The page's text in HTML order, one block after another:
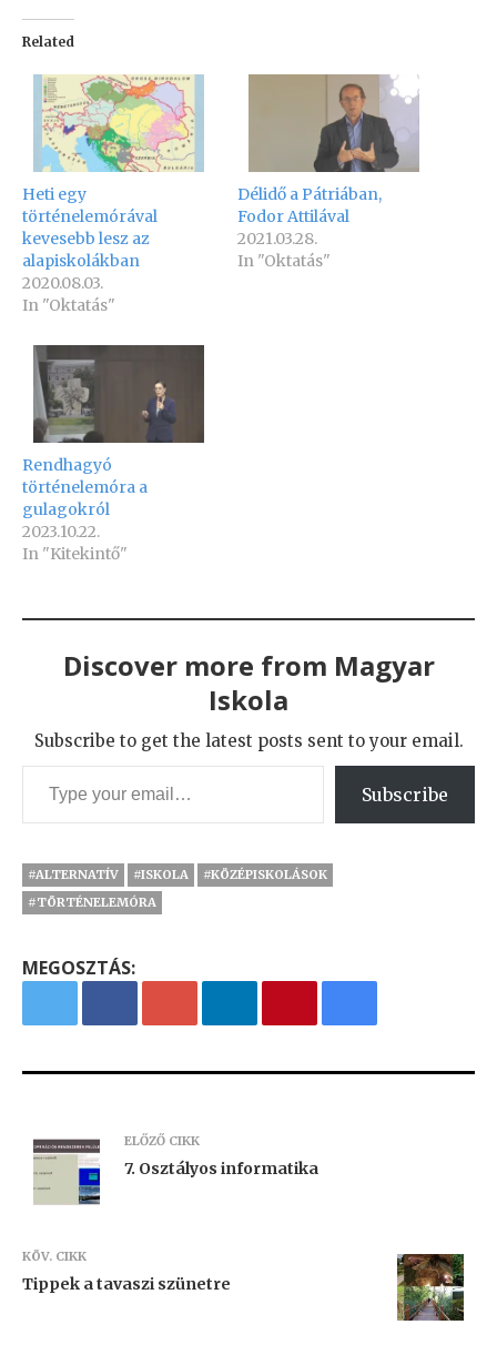
Related
Heti egy
történelemórával
kevesebb lesz az
alapiskolákban
2020.08.03.
In "Oktatás"
Délidő a Pátriában,
Fodor Attilával
2021.03.28.
In "Oktatás"
Rendhagyó
történelemóra a
gulagokról
2023.10.22.
In "Kitekintő"
Discover more from Magyar
Iskola
Subscribe to get the latest posts sent to your email.
Type your email…
Subscribe
#ALTERNATÍV #ISKOLA
#KÖZÉPISKOLÁSOK
#TÖRTÉNELEMÓRA
MEGOSZTÁS:
ELŐZŐ CIKK
7. Osztályos informatika
KÖV. CIKK
Tippek a tavaszi szünetre